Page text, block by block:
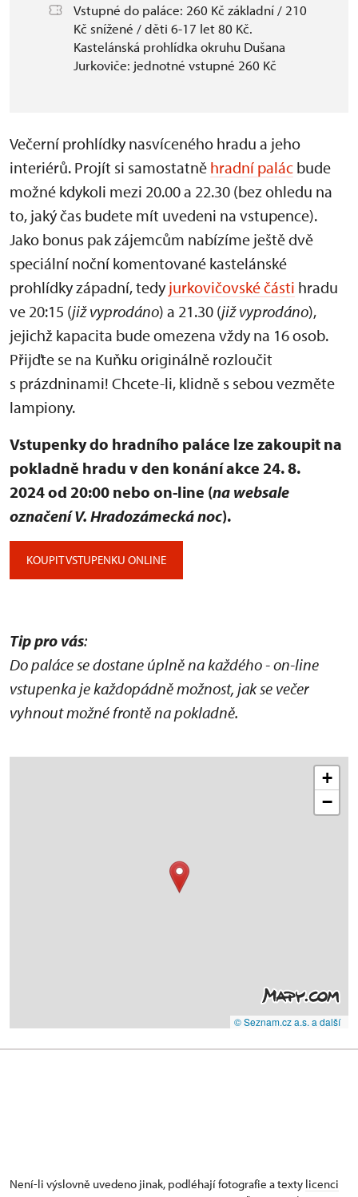
Vstupné do paláce: 260 Kč základní / 210
Kč snížené / děti 6-17 let 80 Kč.
Kastelánská prohlídka okruhu Dušana
Jurkoviče: jednotné vstupné 260 Kč
Večerní prohlídky nasvíceného hradu a jeho
interiérů. Projít si samostatně hradní palác bude
možné kdykoli mezi 20.00 a 22.30 (bez ohledu na
to, jaký čas budete mít uvedeni na vstupence).
Jako bonus pak zájemcům nabízíme ještě dvě
speciální noční komentované kastelánské
prohlídky západní, tedy jurkovičovské části hradu
ve 20:15 (již vyprodáno) a 21.30 (již vyprodáno),
jejichž kapacita bude omezena vždy na 16 osob.
Přijďte se na Kuňku originálně rozloučit
s prázdninami! Chcete-li, klidně s sebou vezměte
lampiony.
Vstupenky do hradního paláce lze zakoupit na
pokladně hradu v den konání akce 24. 8.
2024 od 20:00 nebo on-line (na websale
označení V. Hradozámecká noc).
KOUPIT VSTUPENKU ONLINE
Tip pro vás:
Do paláce se dostane úplně na každého - on-line
vstupenka je každopádně možnost, jak se večer
vyhnout možné frontě na pokladně.
+
−
© Seznam.cz a.s. a další
Není-li výslovně uvedeno jinak, podléhají fotografie a texty licenci